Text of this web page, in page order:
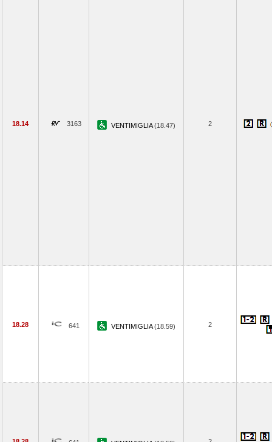
18.14 3163 VENTIMIGLIA(18.47) 2
18.28 641 VENTIMIGLIA(18.59) 2